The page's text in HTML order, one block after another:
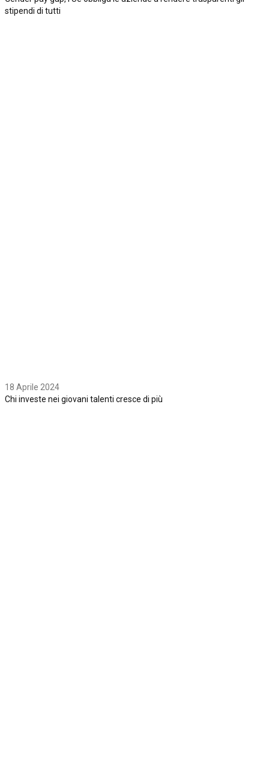
stipendi di tutti
18 Aprile 2024
Chi investe nei giovani talenti cresce di più